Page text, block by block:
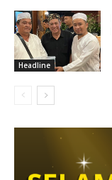
Headline